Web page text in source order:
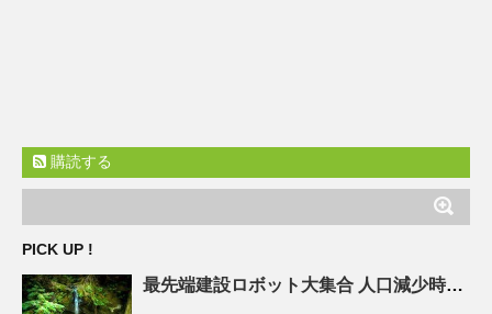
購読する
PICK UP !
最先端建設ロボット大集合 人口 減少時代の建設現場を救え! – ASCII.jp